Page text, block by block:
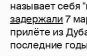
называет себя
задержали 7
прилёте из
последние